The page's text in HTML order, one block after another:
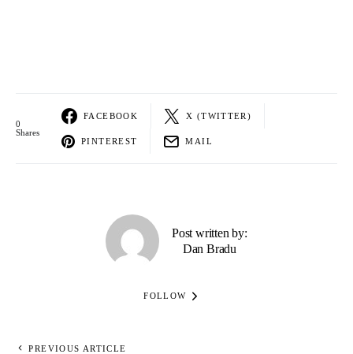
0
Shares
FACEBOOK X (TWITTER)
PINTEREST MAIL
Post written by:
Dan Bradu
FOLLOW
PREVIOUS ARTICLE